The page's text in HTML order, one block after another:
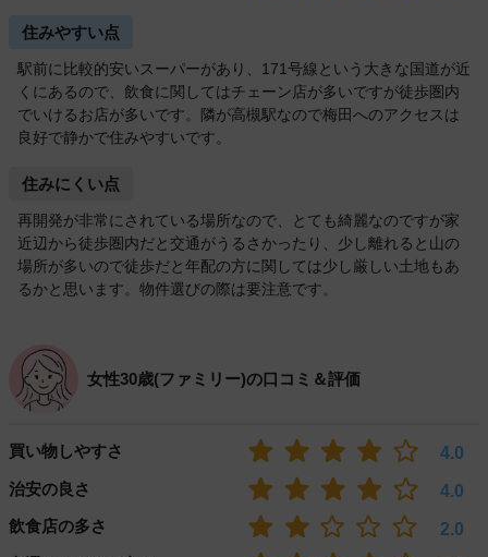
住みやすい点
駅前に比較的安いスーパーがあり、171号線という大きな国道が近
くにあるので、飲食に関してはチェーン店が多いですが徒歩圏内
でいけるお店が多いです。隣が高槻駅なので梅田へのアクセスは
良好で静かで住みやすいです。
住みにくい点
再開発が非常にされている場所なので、とても綺麗なのですが家
近辺から徒歩圏内だと交通がうるさかったり、少し離れると山の
場所が多いので徒歩だと年配の方に関しては少し厳しい土地もあ
るかと思います。物件選びの際は要注意です。
女性30歳(ファミリー)の口コミ＆評価
買い物しやすさ
4.0
治安の良さ
4.0
飲食店の多さ
2.0